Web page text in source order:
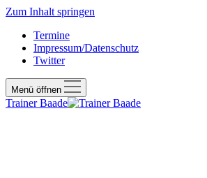
Zum Inhalt springen
Termine
Impressum/Datenschutz
Twitter
Menü öffnen
Trainer Baade